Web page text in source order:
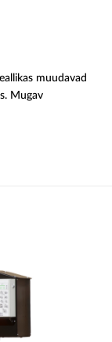
muudavad
Mugav